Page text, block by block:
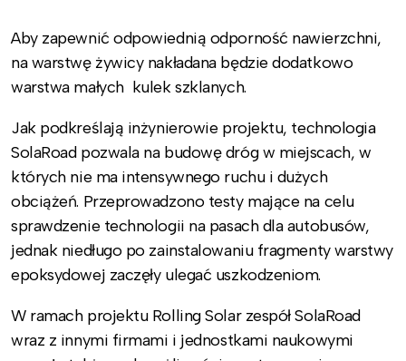
Aby zapewnić odpowiednią odporność nawierzchni,
na warstwę żywicy nakładana będzie dodatkowo
warstwa małych kulek szklanych.
Jak podkreślają inżynierowie projektu, technologia
SolaRoad pozwala na budowę dróg w miejscach, w
których nie ma intensywnego ruchu i dużych
obciążeń. Przeprowadzono testy mające na celu
sprawdzenie technologii na pasach dla autobusów,
jednak niedługo po zainstalowaniu fragmenty warstwy
epoksydowej zaczęły ulegać uszkodzeniom.
W ramach projektu Rolling Solar zespół SolaRoad
wraz z innymi firmami i jednostkami naukowymi